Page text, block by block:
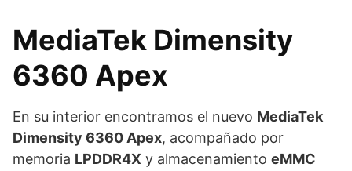
MediaTek Dimensity
6360 Apex
En su interior encontramos el nuevo MediaTek
Dimensity 6360 Apex, acompañado por
memoria LPDDR4X y almacenamiento eMMC